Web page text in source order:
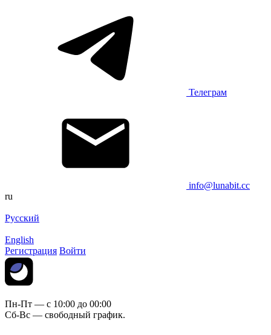
Телеграм
info@lunabit.cc
ru
Русский
English
Регистрация Войти
Пн-Пт — c 10:00 до 00:00
Сб-Вс — свободный график.